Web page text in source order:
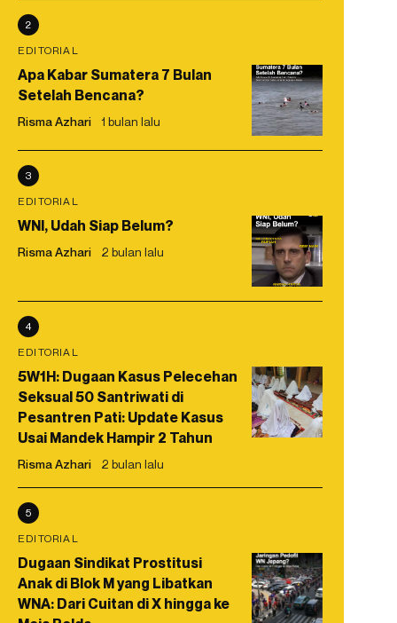
2
EDITORIAL
Apa Kabar Sumatera 7 Bulan
Setelah Bencana?
Risma Azhari 1 bulan lalu
3
EDITORIAL
WNI, Udah Siap Belum?
Risma Azhari 2 bulan lalu
4
EDITORIAL
5W1H: Dugaan Kasus Pelecehan
Seksual 50 Santriwati di
Pesantren Pati: Update Kasus
Usai Mandek Hampir 2 Tahun
Risma Azhari 2 bulan lalu
5
EDITORIAL
Dugaan Sindikat Prostitusi
Anak di Blok M yang Libatkan
WNA: Dari Cuitan di X hingga ke